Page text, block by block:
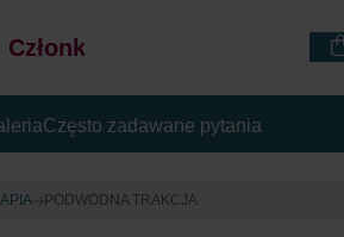
Członkostwo
VOUCHERY
Często zadawane pytania
PODWODNA TRAKCJA